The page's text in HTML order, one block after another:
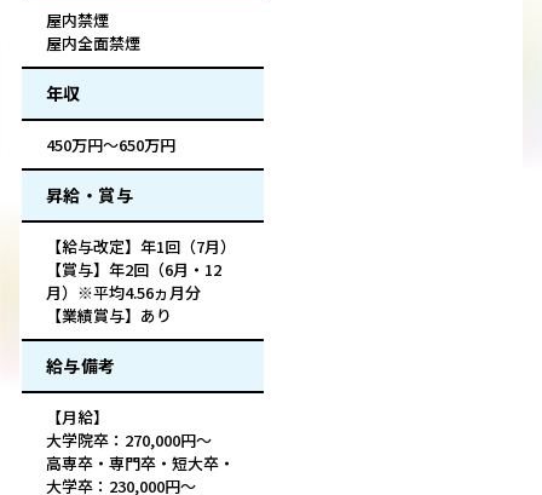
屋内禁煙
屋内全面禁煙
年収
450万円～650万円
昇給・賞与
【給与改定】年1回（7月）
【賞与】年2回（6月・12
月）※平均4.56ヵ月分
【業績賞与】あり
給与備考
【月給】
大学院卒：270,000円～
高専卒・専門卒・短大卒・
大学卒：230,000円～